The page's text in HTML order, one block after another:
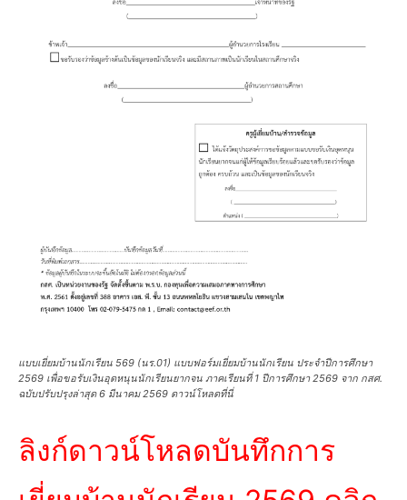
แบบเยี่ยมบ้านนักเรียน 569 (นร.01) แบบฟอร์มเยี่ยมบ้านนักเรียน ประจำปีการศึกษา
2569 เพื่อขอรับเงินอุดหนุนนักเรียนยากจน ภาคเรียนที่ 1 ปีการศึกษา 2569 จาก กสศ.
ฉบับปรับปรุงล่าสุด 6 มีนาคม 2569 ดาวน์โหลดที่นี่
ลิงก์ดาวน์โหลดบันทึกการ